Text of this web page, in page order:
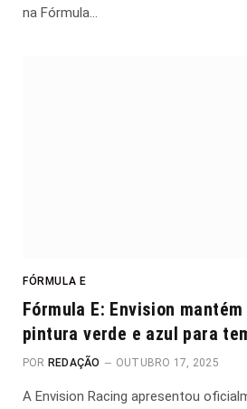
na Fórmula…
FÓRMULA E
Fórmula E: Envision
pintura verde e azul para
POR REDAÇÃO OUTUBRO 17, 2025
A Envision Racing apresentou